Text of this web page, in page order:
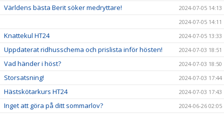
Världens bästa Berit söker medryttare!
2024-07-05 14:13
2024-07-05 14:11
Knattekul HT24 2024-07-05 13:33
Uppdaterat ridhusschema och prislista inför hösten! 2024-07-03 18:51
Vad händer i höst? 2024-07-03 18:50
Storsatsning! 2024-07-03 17:44
Hästskötarkurs HT24 2024-07-03 17:43
Inget att göra på ditt sommarlov? 2024-06-26 02:05